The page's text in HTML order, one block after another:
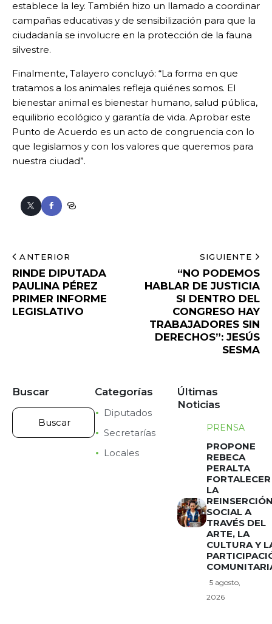
establece la ley. También hizo un llamado a coordinar
campañas educativas y de sensibilización para que la
ciudadanía se involucre en la protección de la fauna
silvestre.
Finalmente, Talayero concluyó: “La forma en que
tratamos a los animales refleja quiénes somos. El
bienestar animal es bienestar humano, salud pública,
equilibrio ecológico y garantía de vida. Aprobar este
Punto de Acuerdo es un acto de congruencia con lo
que legislamos y con los valores que queremos para
nuestra ciudad”.
ANTERIOR
RINDE DIPUTADA
PAULINA PÉREZ
PRIMER INFORME
LEGISLATIVO
SIGUIENTE
“NO PODEMOS
HABLAR DE JUSTICIA
SI DENTRO DEL
CONGRESO HAY
TRABAJADORES SIN
DERECHOS”: JESÚS
SESMA
Buscar Categorías
Diputados
Secretarías
Locales
Últimas
Noticias
PRENSA
PROPONE
REBECA
PERALTA
FORTALECER
LA
SOCIAL A
TRAVÉS DEL
ARTE, LA
CULTURA Y
5 agosto,
2026